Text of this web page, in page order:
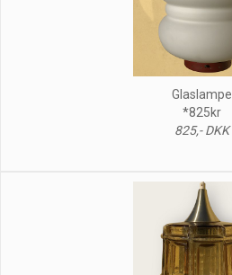
Glaslampe
*825kr
825,- DKK